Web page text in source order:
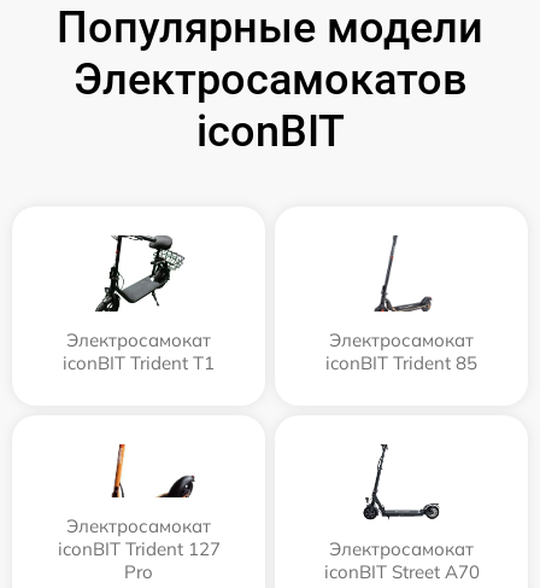
Популярные модели
Электросамокатов
iconBIT
Электросамокат
iconBIT Trident T1
Электросамокат
iconBIT Trident 85
Электросамокат
iconBIT Trident 127
Pro
Электросамокат
iconBIT Street A70